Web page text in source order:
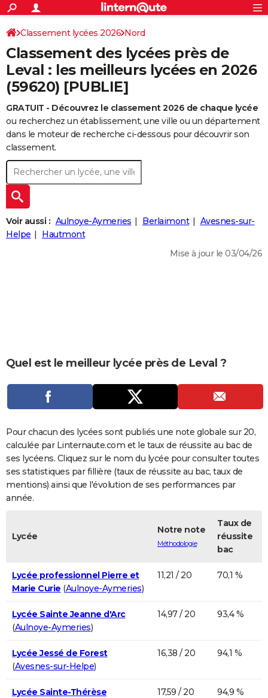
ACTUALITÉS
Politique
Société
Faits Divers
Education
Monde
Villes
+
SPORT
Coupe du monde 2026
Football
Tennis
Cyclisme
Rugby
Forum
CULTURE
Programme TV
TNT
Streaming
Cinéma
Sorties cinéma
Musique
+
FINANCE
Retraite
Impôts
Epargne
Immobilier
Risques naturels par ville
Banque
Assurance
Crédit
AUTO
Essais
Réserver un essai
Citadines
Berlines
SUV
Forum auto
+
HIGH-TECH
BRICOLAGE
Forum
Aménagement intérieur
Extérieur
Cuisine
Salle de bains
Jardinage
Rangement
+WEEK-END
Guides de France
Escapades
Patrimoine
Expositions
Musées
Week-end nature
+
LIFESTYLE
Art de vivre
Bien-être
Loisirs
Mode
Modes de vie
+SANTE
Dictionnaire
Biographies
Expressions
Proverbes
PROGRAMME TV
COPAINS D'AVANT
S'inscrire
Se connecter
Lycées
Collèges
Primaires
Universités
Entreprises
Service militaire
Avis de recherche
AVIS DE DÉCÈS
FORUM
Bricolage
Lifestyle
Culture
Sport
Auto
Television
Voyage
Cinema
S'inscrire
Connexion
Classement lycées 2026 Nord
Classement des lycées près de
Leval : les meilleurs lycées en 2026
(59620) [PUBLIE]
GRATUIT - Découvrez le classement 2026 de chaque lycée
ou recherchez un établissement, une ville ou un département
dans le moteur de recherche ci-dessous pour découvrir son
classement.
Voir aussi : Aulnoye-Aymeries Berlaimont
Avesnes-sur-
Helpe
Hautmont
Mise à jour le 03/04/26
Quel est le meilleur lycée près de Leval ?
Pour chacun des lycées sont publiés une note globale sur 20,
calculée par Linternaute.com et le taux de réussite au bac de
ses lycéens. Cliquez sur le nom du lycée pour consulter toutes
ses statistiques par fillière (taux de réussite au bac, taux de
mentions) ainsi que l'évolution de ses performances par
année.
Lycée
Notre note
Méthodologie
Taux de
réussite
bac
Lycée professionnel Pierre et
Marie Curie (Aulnoye-Aymeries)
11,21 / 20 70,1 %
Lycée Sainte Jeanne d'Arc
(Aulnoye-Aymeries)
14,97 / 20 93,4 %
Lycée Jessé de Forest
(Avesnes-sur-Helpe)
16,38 / 20 94,1 %
Lycée Sainte-Thérèse
17,59 / 20 94,9 %